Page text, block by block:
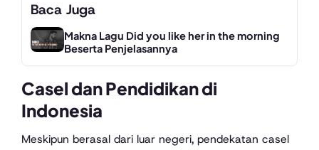
Baca Juga
Makna Lagu Did you like her in the morning
Beserta Penjelasannya
Casel dan Pendidikan di
Indonesia
Meskipun berasal dari luar negeri, pendekatan casel